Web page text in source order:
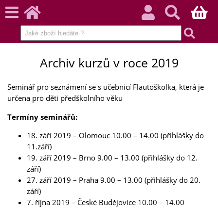
Archiv kurzů v roce 2019
Seminář pro seznámení se s učebnicí Flautoškolka, která je
určena pro děti předškolního věku
Termíny seminářů:
18. září 2019 – Olomouc 10.00 – 14.00 (přihlášky do
11.září)
19. září 2019 – Brno 9.00 – 13.00 (přihlášky do 12.
září)
27. září 2019 – Praha 9.00 – 13.00 (přihlášky do 20.
září)
7. října 2019 – České Budějovice 10.00 – 14.00